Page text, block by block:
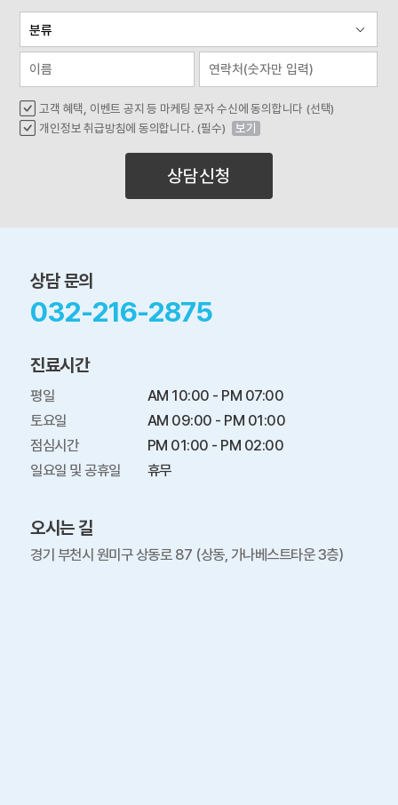
고객 혜택, 이벤트 공지 등 마케팅 문자 수신에 동의합니다 (선택)
개인정보 취급방침에 동의합니다. (필수)
보기
상담신청
상담 문의
032-216-2875
진료시간
평일
토요일
점심시간
일요일 및 공휴일
AM 10:00 - PM 07:00
AM 09:00 - PM 01:00
PM 01:00 - PM 02:00
휴무
오시는 길
경기 부천시 원미구 상동로 87 (상동, 가나베스트타운 3층)